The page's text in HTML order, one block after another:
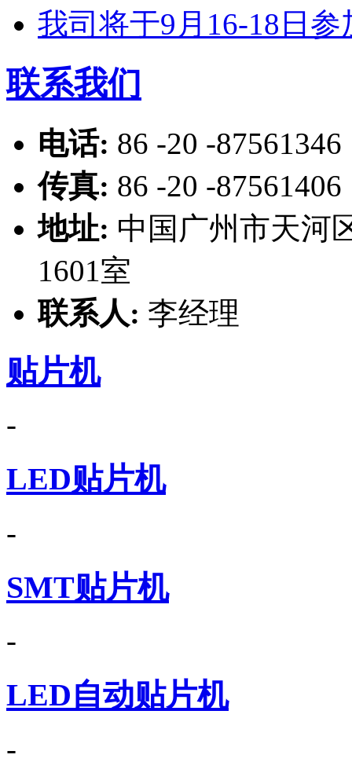
我司将于9月16-18日
联系我们
电话: 86 -20 -87561346
传真: 86 -20 -87561406
地址: 中国广州市天河
1601室
联系人: 李经理
贴片机
-
LED贴片机
-
SMT贴片机
-
LED自动贴片机
-